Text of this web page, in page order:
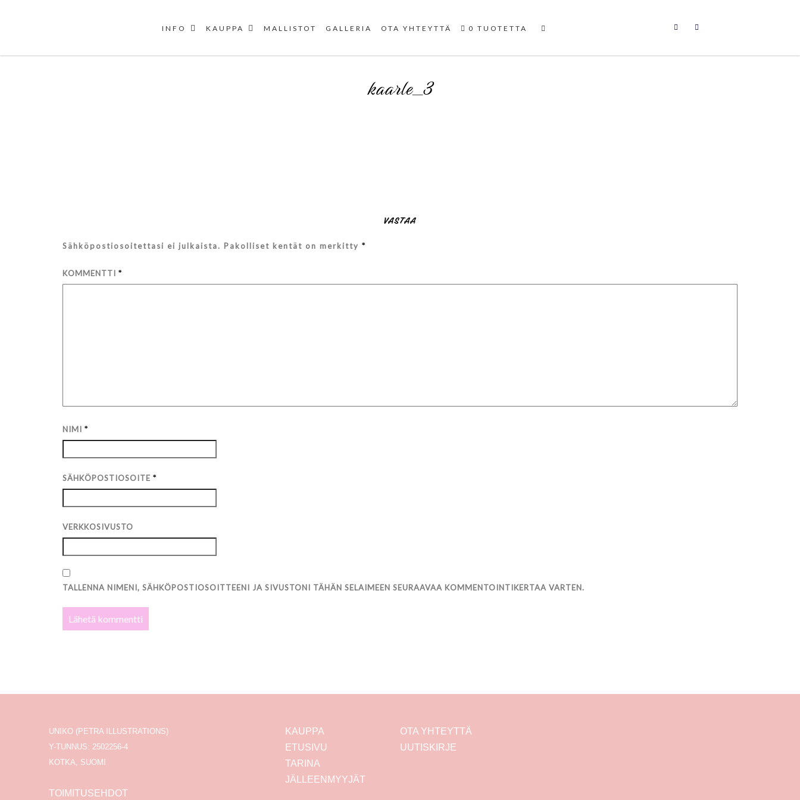
Uniikit taidetuotteet
INFO KAUPPA MALLISTOT GALLERIA OTA YHTEYTTÄ 0 TUOTETTA
kaarle_3
VASTAA
Sähköpostiosoitettasi ei julkaista. Pakolliset kentät on merkitty*
KOMMENTTI*
NIMI*
SÄHKÖPOSTIOSOITE*
VERKKOSIVUSTO
TALLENNA NIMENI, SÄHKÖPOSTIOSOITTEENI JA SIVUSTONI TÄHÄN SELAIMEEN SEURAAVAA KOMMENTOINTIKERTAA VARTEN.
UNIKO (PETRA ILLUSTRATIONS)
Y-TUNNUS: 2502256-4
KOTKA, SUOMI
TOIMITUSEHDOT
KAUPPA
ETUSIVU
TARINA
JÄLLEENMYYJÄT
OTA YHTEYTTÄ
UUTISKIRJE